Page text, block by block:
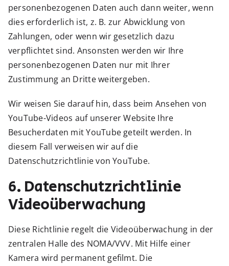
personenbezogenen Daten auch dann weiter, wenn
dies erforderlich ist, z. B. zur Abwicklung von
Zahlungen, oder wenn wir gesetzlich dazu
verpflichtet sind. Ansonsten werden wir Ihre
personenbezogenen Daten nur mit Ihrer
Zustimmung an Dritte weitergeben.
Wir weisen Sie darauf hin, dass beim Ansehen von
YouTube-Videos auf unserer Website Ihre
Besucherdaten mit YouTube geteilt werden. In
diesem Fall verweisen wir auf die
Datenschutzrichtlinie von YouTube.
6. Datenschutzrichtlinie
Videoüberwachung
Diese Richtlinie regelt die Videoüberwachung in der
zentralen Halle des NOMA/VVV. Mit Hilfe einer
Kamera wird permanent gefilmt. Die